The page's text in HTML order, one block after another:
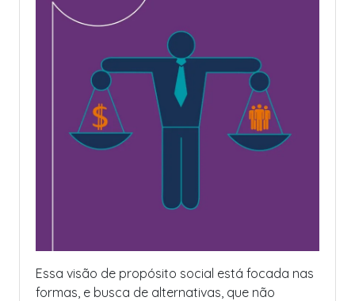
Essa visão de propósito social está focada nas
formas, e busca de alternativas, que não